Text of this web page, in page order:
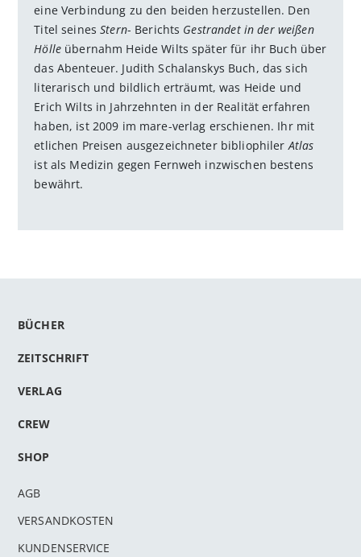
eine Verbindung zu den beiden herzustellen. Den
Titel seinesStern- Berichts Gestrandet in der weißen
Hölleübernahm Heide Wilts später für ihr Buch über
das Abenteuer. Judith Schalanskys Buch, das sich
literarisch und bildlich erträumt, was Heide und
Erich Wilts in Jahrzehnten in der Realität erfahren
haben, ist 2009 im mare-verlag erschienen. Ihr mit
etlichen Preisen ausgezeichneter bibliophilerAtlas
ist als Medizin gegen Fernweh inzwischen bestens
bewährt.
BÜCHER
ZEITSCHRIFT
VERLAG
CREW
SHOP
AGB
VERSANDKOSTEN
KUNDENSERVICE